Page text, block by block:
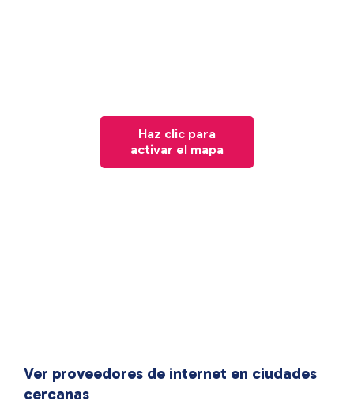
Haz clic para
activar el mapa
Ver proveedores de internet en ciudades
cercanas